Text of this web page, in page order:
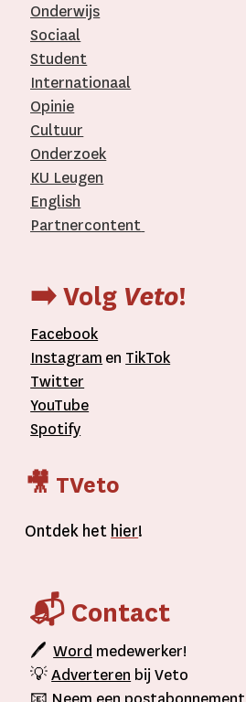
Onderwijs
Sociaal
Student
Internationaal­
Opinie
Cultuur
Onderzoek
KU Leugen
English
Partnercontent
➡️ Volg Veto!
Facebook
Instagram en TikTok
Twitter
YouTube
Spotify
🎥 TVeto
Ontdek het hier!
📬 Contact
🖊Word medewerker!
💡Adverteren bij Veto